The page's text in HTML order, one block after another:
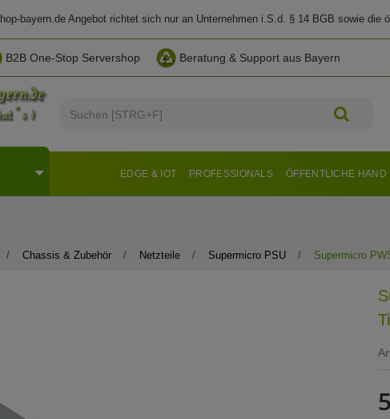
bayern.de Angebot richtet sich nur an Unternehmen i.S.d. § 14 BGB sowie
B2B One-Stop Servershop Beratung & Support aus Bayern
ÖFFENTLICHE HAND
PROFESSIONALS
EDGE & IOT
Chassis & Zubehör Netzteile Supermicro PSU Supermicro